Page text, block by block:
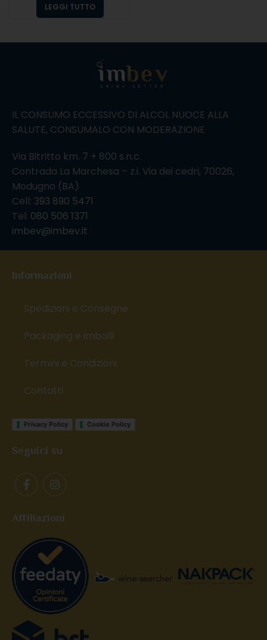
LEGGI TUTTO
IL CONSUMO ECCESSIVO DI ALCOL NUOCE ALLA
SALUTE, CONSUMALO CON MODERAZIONE
Via Bitritto km. 7 + 800 s.n.c.
Contrada La Marchesa – z.i. Via dei cedri, 70026,
Modugno (BA)
Cell: 393 890 5471
Tel: 080 506 1371
imbev@imbev.it
Informazioni
Spedizioni e Consegne
Packaging e imballi
Termini e Condizioni
Contatti
Privacy Policy Cookie Policy
Seguici su
Affiliazioni